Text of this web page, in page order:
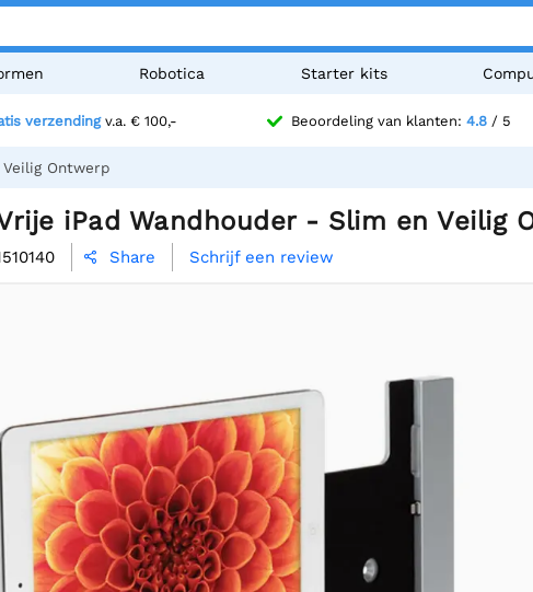
Robotica Starter kits
verzendingv.a. € 100,- Beoordeling van klanten: 4.8/ 5
Ontwerp
iPad Wandhouder - Slim en Veilig
 Share Schrijf een review